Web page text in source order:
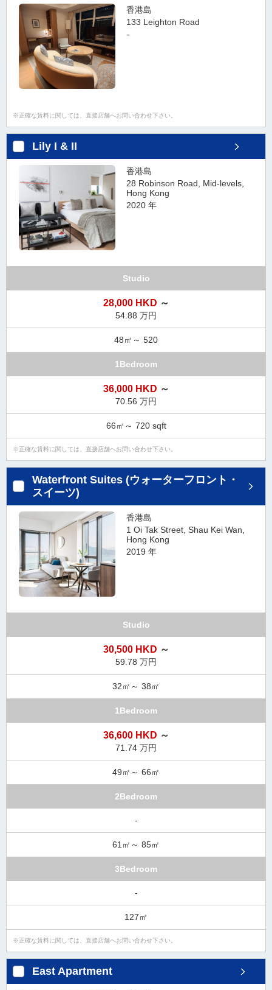
香港島
133 Leighton Road
-
正確な賃料に関しては、直接店舗へお問い合わせ下さい。
Lily I & II
香港島
28 Robinson Road, Mid-levels,
Hong Kong
2020 年
Studio
28,000 HKD ～
54.88 万円
48㎡～ 520
1Bedroom
36,000 HKD ～
70.56 万円
66㎡～ 720 sqft
正確な賃料に関しては、直接店舗へお問い合わせ下さい。
Waterfront Suites (ウォーターフロント・
スイーツ)
香港島
1 Oi Tak Street, Shau Kei Wan,
Hong Kong
2019 年
Studio
30,500 HKD ～
59.78 万円
32㎡～ 38㎡
1Bedroom
36,600 HKD ～
71.74 万円
49㎡～ 66㎡
2Bedroom
-
61㎡～ 85㎡
3Bedroom
-
127㎡
正確な賃料に関しては、直接店舗へお問い合わせ下さい。
East Apartment